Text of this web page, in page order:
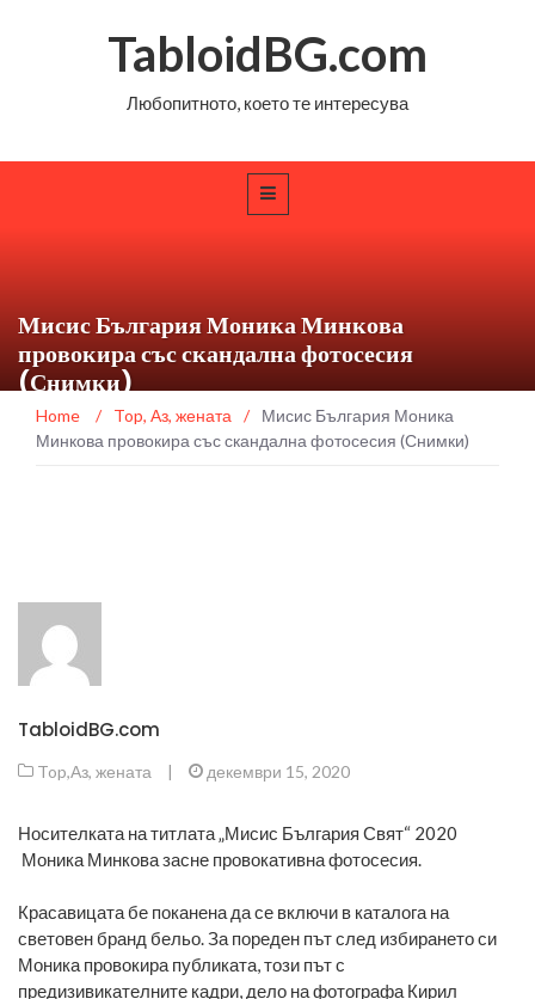
TabloidBG.com
Любопитното, което те интересува
Мисис България Моника Минкова
провокира със скандална фотосесия
(Снимки)
Home / Top, Аз, жената /
Мисис България Моника
Минкова провокира със скандална фотосесия (Снимки)
TabloidBG.com
Top,Аз, жената | декември 15, 2020
Носителката на титлата „Мисис България Свят“ 2020
Моника Минкова засне провокативна фотосесия.
Красавицата бе поканена да се включи в каталога на
световен бранд бельо. За пореден път след избирането си
Моника провокира публиката, този път с
предизивикателните кадри, дело на фотографа Кирил